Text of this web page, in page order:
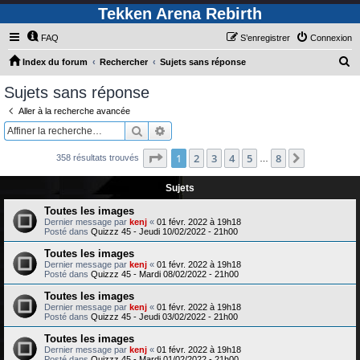
Tekken Arena Rebirth
FAQ Connexion
S’enregistrer
Index du forum Rechercher Sujets sans réponse
c
Sujets sans réponse
Aller à la recherche avancée
Rechercher
358 résultats trouvés Page 1sur8
1 2 3 4 5 8
Sujets
Toutes les images
Dernier message par kenj « 01 févr. 2022 à 19h18
Posté dans Quizzz 45 - Jeudi 10/02/2022 - 21h00
Toutes les images
Dernier message par kenj « 01 févr. 2022 à 19h18
Posté dans Quizzz 45 - Mardi 08/02/2022 - 21h00
Toutes les images
Dernier message par kenj « 01 févr. 2022 à 19h18
Posté dans Quizzz 45 - Jeudi 03/02/2022 - 21h00
Toutes les images
Dernier message par kenj « 01 févr. 2022 à 19h18